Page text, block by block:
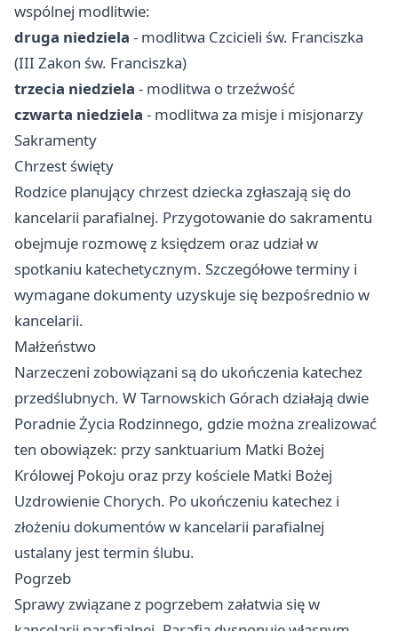
wspólnej modlitwie:
druga niedziela - modlitwa Czcicieli św. Franciszka
(III Zakon św. Franciszka)
trzecia niedziela - modlitwa o trzeźwość
czwarta niedziela - modlitwa za misje i misjonarzy
Sakramenty
Chrzest święty
Rodzice planujący chrzest dziecka zgłaszają się do
kancelarii parafialnej. Przygotowanie do sakramentu
obejmuje rozmowę z księdzem oraz udział w
spotkaniu katechetycznym. Szczegółowe terminy i
wymagane dokumenty uzyskuje się bezpośrednio w
kancelarii.
Małżeństwo
Narzeczeni zobowiązani są do ukończenia katechez
przedślubnych. W Tarnowskich Górach działają dwie
Poradnie Życia Rodzinnego, gdzie można zrealizować
ten obowiązek: przy sanktuarium Matki Bożej
Królowej Pokoju oraz przy kościele Matki Bożej
Uzdrowienie Chorych. Po ukończeniu katechez i
złożeniu dokumentów w kancelarii parafialnej
ustalany jest termin ślubu.
Pogrzeb
Sprawy związane z pogrzebem załatwia się w